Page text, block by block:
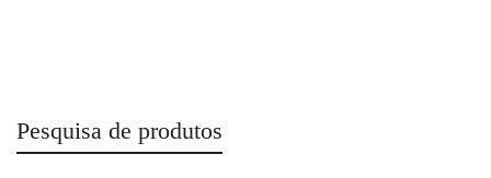
Pesquisa de produtos